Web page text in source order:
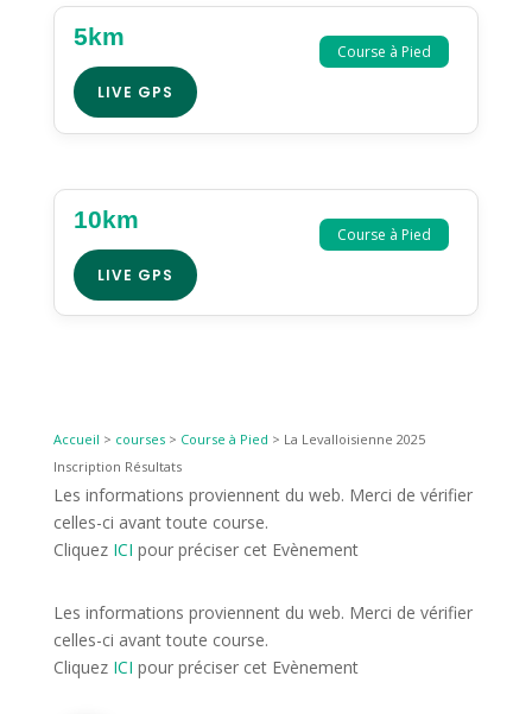
Course à Pied
5km
LIVE GPS
Course à Pied
10km
LIVE GPS
Accueil > courses> Course à Pied > La Levalloisienne 2025
Inscription Résultats
Les informations proviennent du web. Merci de vérifier
celles-ci avant toute course.
Cliquez ICI pour préciser cet Evènement
Les informations proviennent du web. Merci de vérifier
celles-ci avant toute course.
Cliquez ICI pour préciser cet Evènement